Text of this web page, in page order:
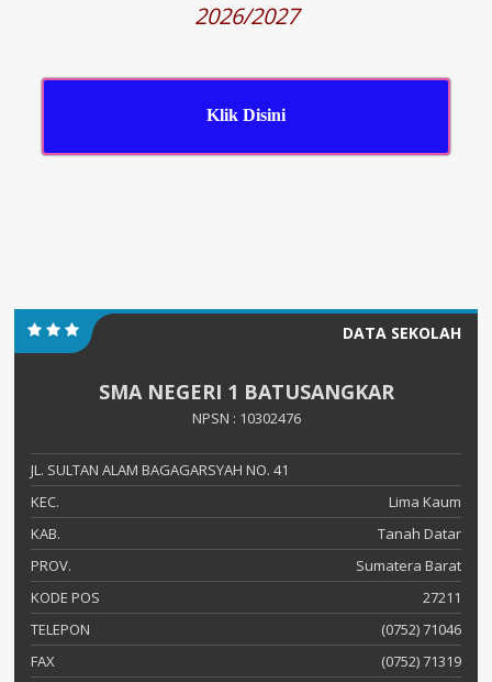
2026/2027
Klik Disini
DATA SEKOLAH
SMA NEGERI 1 BATUSANGKAR
NPSN : 10302476
JL. SULTAN ALAM BAGAGARSYAH NO. 41
KEC.
Lima Kaum
KAB.
Tanah Datar
PROV.
Sumatera Barat
KODE POS
27211
TELEPON
(0752) 71046
FAX
(0752) 71319